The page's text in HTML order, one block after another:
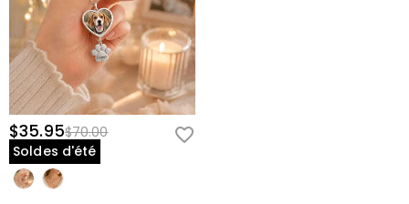
$35.95$70.00
Soldes d'été